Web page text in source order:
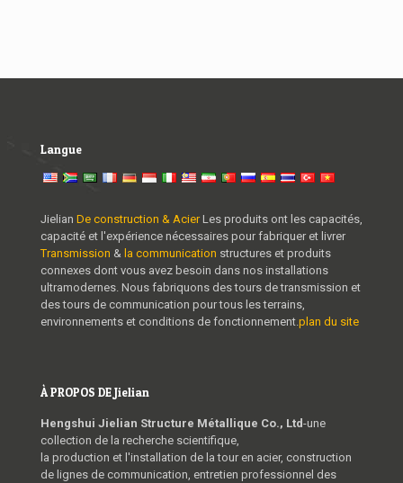
Langue
Jielian De construction & AcierLes produits ont les capacités,
capacité et l'expérience nécessaires pour fabriquer et livrer
Transmission & la communication structures et produits
connexes dont vous avez besoin dans nos installations
ultramodernes. Nous fabriquons des tours de transmission et
des tours de communication pour tous les terrains,
environnements et conditions de fonctionnement. plan du site
À PROPOS DE Jielian
Hengshui Jielian Structure Métallique Co., Ltd-une
collection de la recherche scientifique,
la production et l'installation de la tour en acier, construction
de lignes de communication, entretien professionnel des